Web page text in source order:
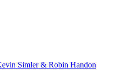
Simler & Robin Handon